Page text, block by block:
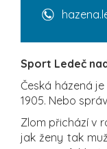
Sport Ledeč
Česká házená
1905. Nebo
Zlom přichází v
jak ženy tak